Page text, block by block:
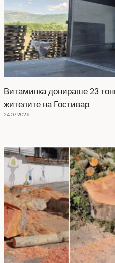
Витаминка донираше 23
жителите на Гостивар
24.07.2026